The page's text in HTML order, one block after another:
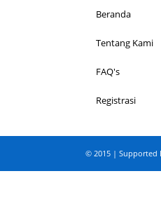
Beranda
Tentang Kami
FAQ's
Registrasi
© 2015 | Supported